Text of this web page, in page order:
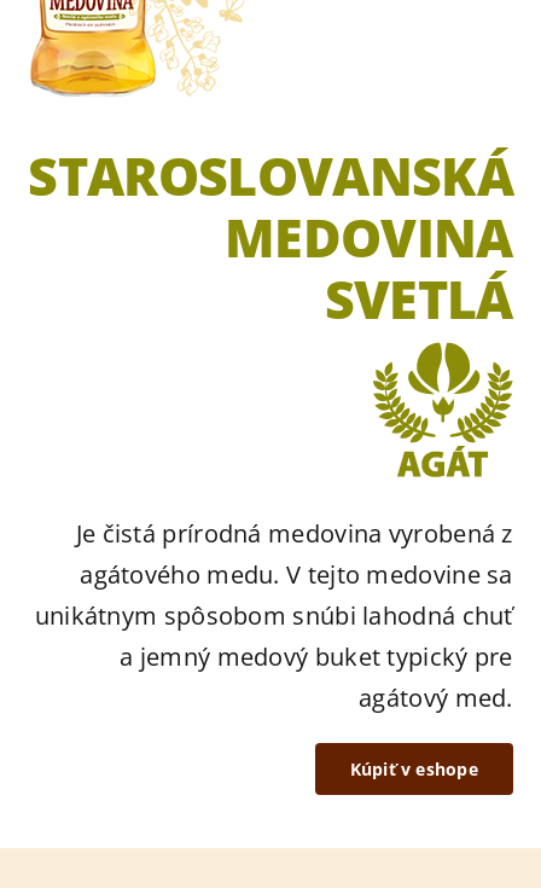
Kde kúpiť
Kontakt
STAROSLOVANSKÁ
MEDOVINA
SVETLÁ
Je čistá prírodná medovina vyrobená z
agátového medu. V tejto medovine sa
unikátnym spôsobom snúbi lahodná chuť
a jemný medový buket typický pre
agátový med.
Kúpiť v eshope